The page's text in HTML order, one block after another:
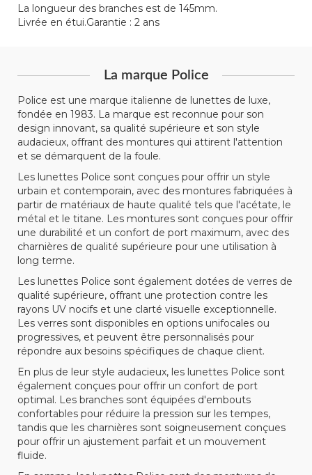
La longueur des branches est de 145mm.
Livrée en étui.Garantie : 2 ans
La marque Police
Police est une marque italienne de lunettes de luxe,
fondée en 1983. La marque est reconnue pour son
design innovant, sa qualité supérieure et son style
audacieux, offrant des montures qui attirent l'attention
et se démarquent de la foule.
Les lunettes Police sont conçues pour offrir un style
urbain et contemporain, avec des montures fabriquées à
partir de matériaux de haute qualité tels que l'acétate, le
métal et le titane. Les montures sont conçues pour offrir
une durabilité et un confort de port maximum, avec des
charnières de qualité supérieure pour une utilisation à
long terme.
Les lunettes Police sont également dotées de verres de
qualité supérieure, offrant une protection contre les
rayons UV nocifs et une clarté visuelle exceptionnelle.
Les verres sont disponibles en options unifocales ou
progressives, et peuvent être personnalisés pour
répondre aux besoins spécifiques de chaque client.
En plus de leur style audacieux, les lunettes Police sont
également conçues pour offrir un confort de port
optimal. Les branches sont équipées d'embouts
confortables pour réduire la pression sur les tempes,
tandis que les charnières sont soigneusement conçues
pour offrir un ajustement parfait et un mouvement
fluide.